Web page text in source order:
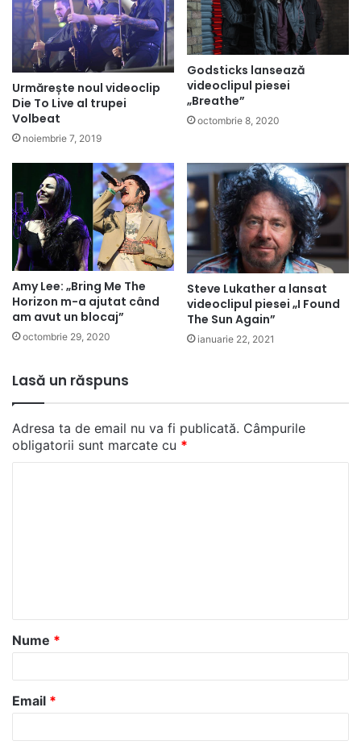
Urmărește noul videoclip
Die To Live al trupei
Volbeat
noiembrie 7, 2019
Godsticks lansează
videoclipul piesei
„Breathe”
octombrie 8, 2020
Amy Lee: „Bring Me The
Horizon m-a ajutat când
am avut un blocaj”
octombrie 29, 2020
Steve Lukather a lansat
videoclipul piesei „I Found
The Sun Again”
ianuarie 22, 2021
Lasă un răspuns
Adresa ta de email nu va fi publicată. Câmpurile
obligatorii sunt marcate cu *
a
r
u
*
Nume *
Email *